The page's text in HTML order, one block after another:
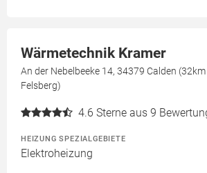
Wärmetechnik Kramer
An der Nebelbeeke 14, 34379 Calden
Felsberg)
4.6 Sterne aus 9
HEIZUNG SPEZIALGEBIETE
Elektroheizung